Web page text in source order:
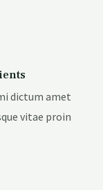
dictum amet
vitae proin